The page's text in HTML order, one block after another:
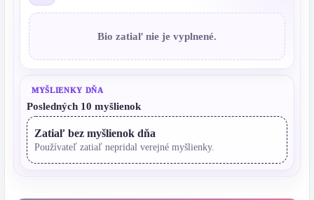
Bio zatiaľ nie je vyplnené.
MYŠLIENKY DŇA
Posledných 10 myšlienok
Zatiaľ bez myšlienok dňa
Používateľ zatiaľ nepridal verejné myšlienky.